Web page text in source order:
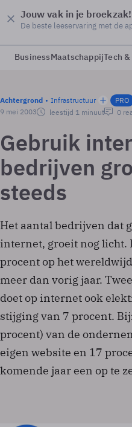
Jouw vak in je broekzak!
De beste leeservaring met de
BusinessMaatschappijTech
Achtergrond Infrastructuur
PRO
9 mei 2003
leestijd 1 minuut 0
Gebruik
bedrijven
steeds
Het aantal bedrijven dat
internet, groeit nog licht.
procent op het
meer dan vorig jaar.
doet op internet ook
stijging van 7 procent.
procent) van de
eigen website en 17
komende jaar een op te